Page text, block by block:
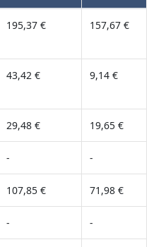
195,37 € 157,67 €
43,42 € 9,14 €
29,48 € 19,65 €
- -
107,85 € 71,98 €
- -